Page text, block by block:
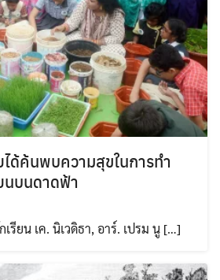
ได้ค้นพบความสุขในการทำ
นบนดาดฟ้า
รียน เค. นิเวดิธา, อาร์. เปรม นู […]